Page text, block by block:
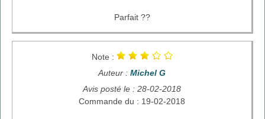
Parfait ??
Note :
Auteur : Michel G
Avis posté le : 28-02-2018
Commande du : 19-02-2018